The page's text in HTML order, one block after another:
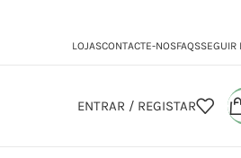
LOJASCONTACTE-NOSFAQSSEGUIR
ENTRAR / REGISTAR